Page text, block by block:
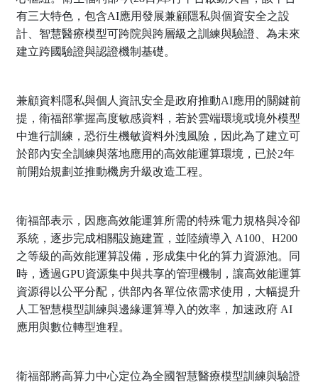
有三大特色，包含AI應用發展兼顧隱私與個資安全之設
計、智慧醫療模型可跨院與跨層級之訓練與驗證、為未來
建立跨國驗證與認證機制基礎。
兼顧資料隱私與個人資訊安全是政府推動AI應用的關鍵前
提，衛福部掌握高度敏感資料，若於雲端環境或境外模型
中進行訓練，恐衍生機敏資料外洩風險，因此為了建立可
於部內安全訓練與落地應用的高效能運算環境，已於2年
前開始規劃並推動機房升級改造工程。
衛福部表示，因應高效能運算所需的特殊電力規格與冷卻
系統，逐步完成相關設施建置，並陸續導入 A100、H200
之等級的高效能運算設備，形成集中化的算力資源池。同
時，透過GPU資源集中與共享的管理機制，讓高效能運算
資源得以公平分配，供部內各單位依需求使用，大幅提升
人工智慧模型訓練與邊緣運算導入的效率，加速政府 AI
應用與數位轉型進程。
衛福部將高算力中心定位為全國智慧醫療模型訓練與驗證